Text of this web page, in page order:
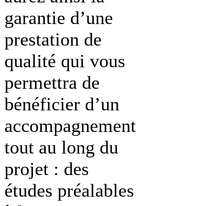
garantie d’une
prestation de
qualité qui vous
permettra de
bénéficier d’un
accompagnement
tout au long du
projet : des
études préalables